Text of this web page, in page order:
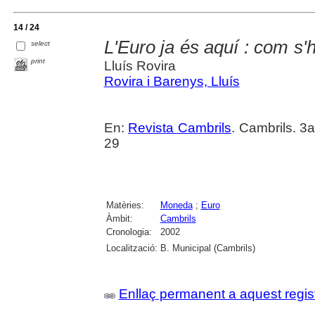
14 / 24
select
print
L'Euro ja és aquí : com
Lluís Rovira
Rovira i Barenys, Lluís
En: Revista Cambrils. Cambrils.
29
Matèries: Moneda; Euro
Àmbit:
Cambrils
Cronologia:
2002
Localització: B. Municipal (Cambrils)
Enllaç permanent a aquest